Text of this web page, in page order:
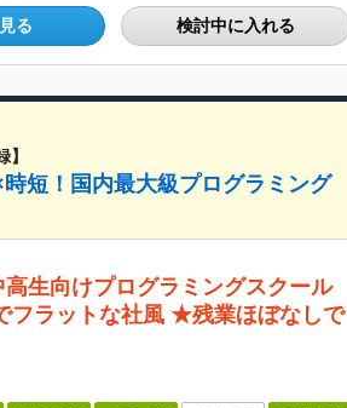
る 検討中に入れる
短！国内最大級プログラミング
生向けプログラミングスクール
フラットな社風 ★残業ほぼなしで